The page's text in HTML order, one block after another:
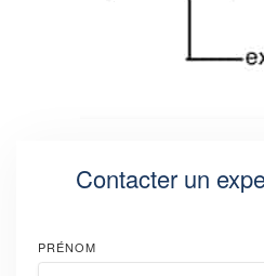
Contacter un
PRÉNOM